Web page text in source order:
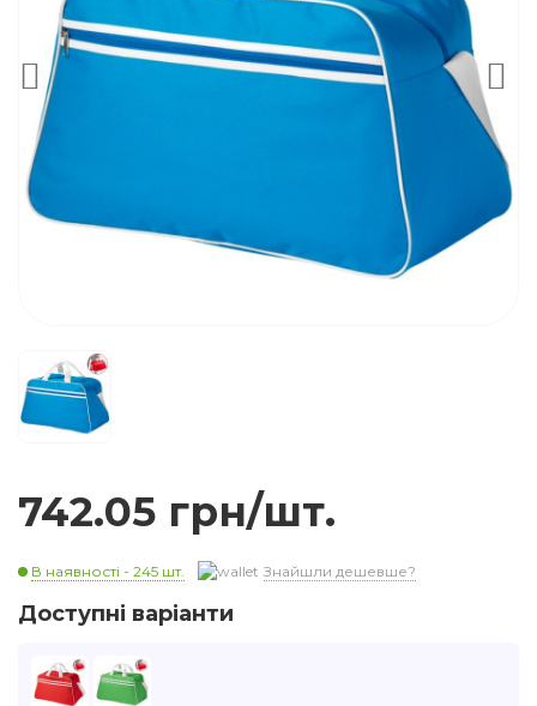
742.05 грн/шт.
В наявності - 245 шт. Знайшли дешевше?
Доступні варіанти